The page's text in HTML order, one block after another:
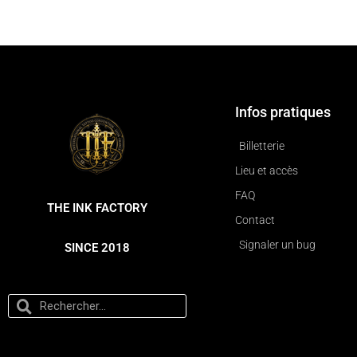
THE INK FACTORY
SINCE 2018
Infos pratiques
Billetterie
Lieu et accès
FAQ
Contact
Signaler un bug